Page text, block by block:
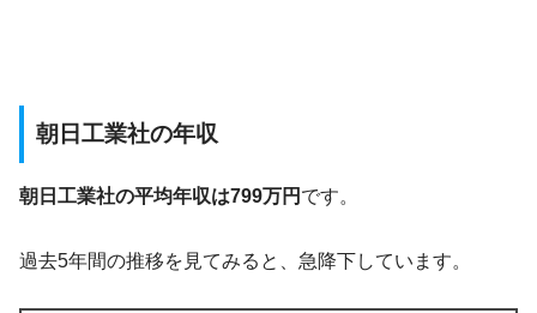
朝日工業社の年収
朝日工業社の平均年収は799万円 です。
過去5年間の推移を見てみると、急降下しています。